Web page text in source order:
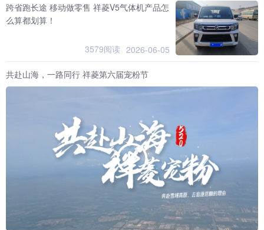
跨省跑长途 移动做零售 祥菱V5气体机产品怎
么算都划算！
3579阅读 2026-06-05
共赴山海，一路同行 祥菱第六届宠粉节